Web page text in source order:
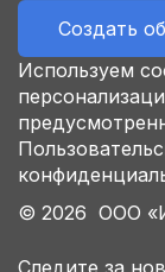
Создать
Используем
© 2026 ООО